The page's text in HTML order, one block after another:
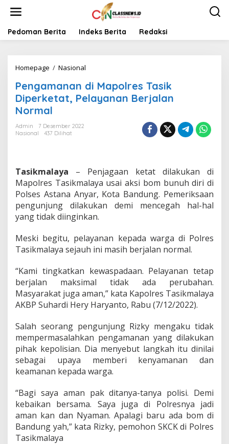
t
Pedoman Berita Indeks Berita Redaksi
Homepage / Nasional
n
g
a
M
a
p
o
l
s
T
i
D
i
e
r
k
e
a
e
l
a
Pengamanan di Mapolres Tasik
Diperketat, Pelayanan Berjalan
Normal
Admin
7 Desember 2022
Nasional
437 Dilihat
Tasikmalaya – Penjagaan ketat dilakukan di
Mapolres Tasikmalaya usai aksi bom bunuh diri di
Polses Astana Anyar, Kota Bandung. Pemeriksaan
pengunjung dilakukan demi mencegah hal-hal
yang tidak diinginkan.
Meski begitu, pelayanan kepada warga di Polres
Tasikmalaya sejauh ini masih berjalan normal.
“Kami tingkatkan kewaspadaan. Pelayanan tetap
berjalan maksimal tidak ada perubahan.
Masyarakat juga aman,” kata Kapolres Tasikmalaya
AKBP Suhardi Hery Haryanto, Rabu (7/12/2022).
Salah seorang pengunjung Rizky mengaku tidak
mempermasalahkan pengamanan yang dilakukan
pihak kepolisian. Dia menyebut langkah itu dinilai
sebagai upaya memberi kenyamanan dan
keamanan kepada warga.
“Bagi saya aman pak ditanya-tanya polisi. Demi
kebaikan bersama. Saya juga di Polresnya jadi
aman kan dan Nyaman. Apalagi baru ada bom di
Bandung yah,” kata Rizky, pemohon SKCK di Polres
Tasikmalaya